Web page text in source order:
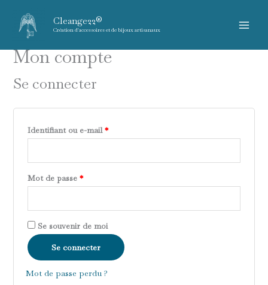
contenu
Cleange22®
Création d'accessoires et de bijoux artisanaux
Mon compte
Se connecter
Identifiant ou e-mail*
Mot de passe *
Se souvenir de moi
Se connecter
Mot de passe perdu ?